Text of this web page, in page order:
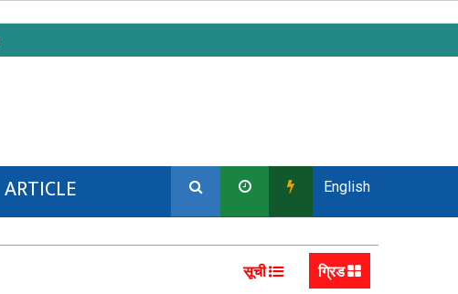
ARTICLE
English
सूची ग्रिड